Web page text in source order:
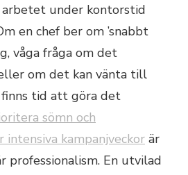
under kontorstid
en chef ber om ’snabbt
våga fråga om det
om det kan vänta till
tid att göra det
sömn och
kampanjveckor är
professionalism. En utvilad